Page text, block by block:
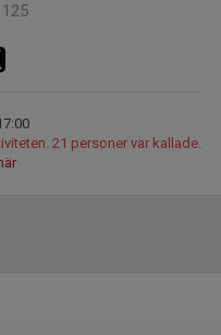
21 personer var kallade.